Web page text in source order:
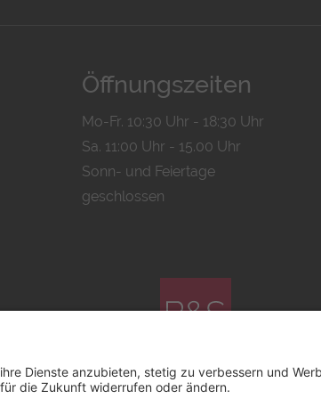
Öffnungszeiten
Mo-Fr. 10:30 Uhr - 18:30 Uhr
Sa. 11:00 Uhr - 15.00 Uhr
Sonn- und Feiertage
geschlossen
© 2026 by Bachmann & Scher GmbH /